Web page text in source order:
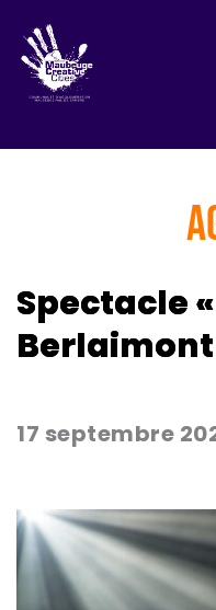
Spectacle «
Berlaimont
17 septembre